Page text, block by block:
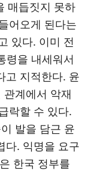
매듭짓지 못하
어오게 된다는
있다. 이미 전
령을 내세워서
고 지적한다. 윤
관계에서 악재
락할 수 있다.
발을 담근 윤
다. 익명을 요구
한국 정부를